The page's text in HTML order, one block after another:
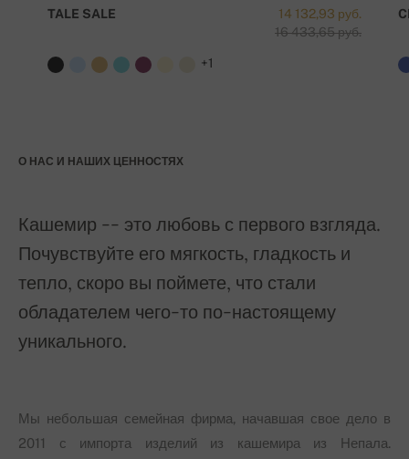
14 132,93 руб.
16 433,65 руб.
TALE SALE
+1
О НАС И НАШИХ ЦЕННОСТЯХ
Кашемир -- это любовь с первого взгляда.
Почувствуйте его мягкость, гладкость и
тепло, скоро вы поймете, что стали
обладателем чего-то по-настоящему
уникального.
Мы небольшая семейная фирма, начавшая свое дело в
2011 с импорта изделий из кашемира из Непала.